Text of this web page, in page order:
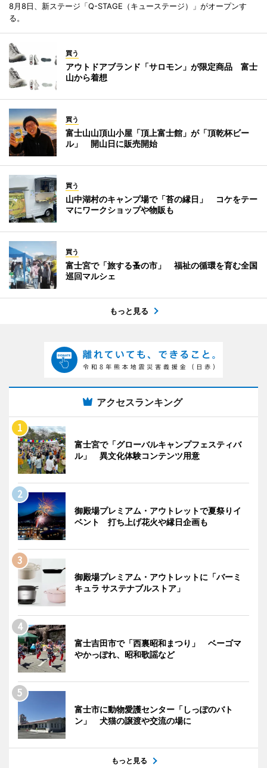
8月8日、新ステージ「Q-STAGE（キューステージ）」がオープンす
る。
買う
アウトドアブランド「サロモン」が限定商品 富士
山から着想
買う
富士山山頂山小屋「頂上富士館」が「頂乾杯ビー
ル」 開山日に販売開始
買う
山中湖村のキャンプ場で「苔の縁日」 コケをテー
マにワークショップや物販も
買う
富士宮で「旅する蚤の市」 福祉の循環を育む全国
巡回マルシェ
もっと見る
アクセスランキング
富士宮で「グローバルキャンプフェスティバ
ル」 異文化体験コンテンツ用意
御殿場プレミアム・アウトレットで夏祭りイ
ベント 打ち上げ花火や縁日企画も
御殿場プレミアム・アウトレットに「バーミ
キュラ サステナブルストア」
富士吉田市で「西裏昭和まつり」 ベーゴマ
やかっぽれ、昭和歌謡など
富士市に動物愛護センター「しっぽのバト
ン」 犬猫の譲渡や交流の場に
もっと見る